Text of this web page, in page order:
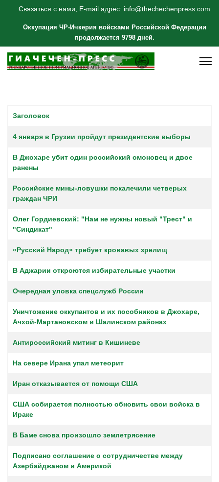
Связаться с нами, E-mail адрес: info@thechechenpress.com
Оккупация ЧР-Ичкерия войсками Российской Федерации
продолжается 9798 дней.
Заголовок
4 января в Грузии пройдут президентские выборы
В Джохаре убит один российский омоновец и двое
ранены
Российские мины-ловушки покалечили четверых
граждан ЧРИ
Олег Гордиевский: "Нам не нужны новый "Трест" и
"Синдикат"
«Русский Народ» требует кровавых зрелищ
В Аджарии откроются избирательные участки
Очередная уловка спецслужб России
Уничтожение оккупантов и их пособников в Джохаре,
Ачхой-Мартановском и Шалинском районах
Антироссийский митинг в Кишиневе
На севере Ирана упал метеорит
Иран отказывается от помощи США
США собирается полностью обновить свои войска в
Ираке
В Баме снова произошло землетрясение
Подписано соглашение о сотрудничестве между
Азербайджаном и Америкой